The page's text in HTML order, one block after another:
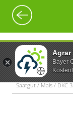
Agrar
Bayer
Saatgut / Mais / DKC